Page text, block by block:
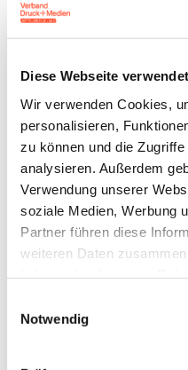
Diese Webseite
Wir verwenden Cookies,
personalisieren,
zu können und die
analysieren. Außerdem
Verwendung unserer
soziale Medien, Werbung
Partner führen diese
weiteren Daten
Notwendig
Passwort
Website
E-Mail-Adresse